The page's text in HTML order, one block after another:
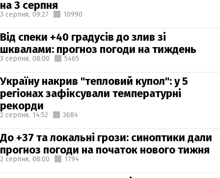
на 3 серпня
3 серпня, 09:27 10990
Від спеки +40 градусів до злив зі
шквалами: прогноз погоди на тиждень
3 серпня, 08:00 5465
Україну накрив "тепловий купол": у 5
регіонах зафіксували температурні
рекорди
2 серпня, 14:52 3684
До +37 та локальні грози: синоптики дали
прогноз погоди на початок нового тижня
2 серпня, 08:00 1794